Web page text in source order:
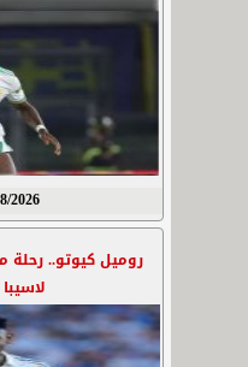
06/08/
روميل كيوتو..